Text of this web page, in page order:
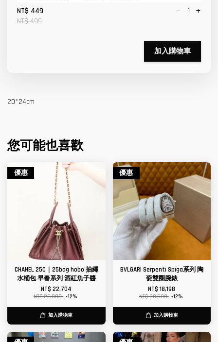
NT$ 449
NT$ 499
- +
加入購物車
20*24cm
您可能也喜歡
優惠
CHANEL 25C｜25bag hobo 抽繩
水桶包 早春系列 酒紅魚子醬
NT$ 22,704
NT$ 25,800 -12%
加入購物車
優惠
BVLGARI Serpenti Spiga系列 陶
瓷雙圈腕錶
NT$ 18,198
NT$ 20,680 -12%
加入購物車